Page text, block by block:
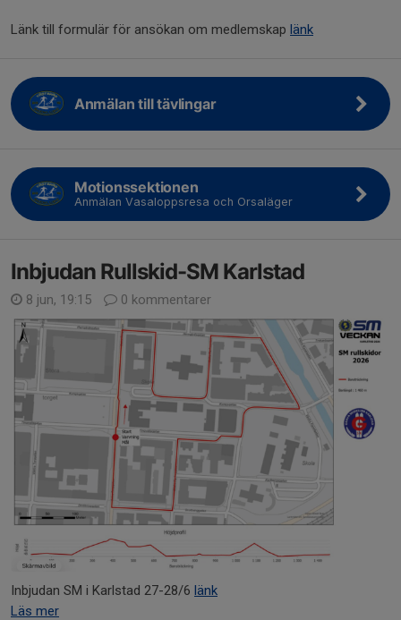
Länk till formulär för ansökan om medlemskap länk
Anmälan till tävlingar
Motionssektionen
Anmälan Vasaloppsresa och Orsaläger
Inbjudan Rullskid-SM Karlstad
8 jun, 19:15 0 kommentarer
Inbjudan SM i Karlstad 27-28/6 länk
Läs mer